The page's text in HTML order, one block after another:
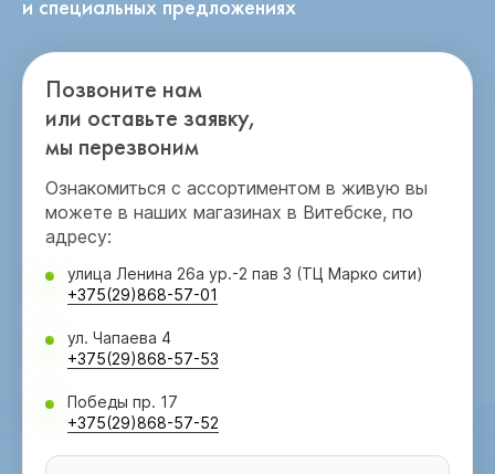
и специальных предложениях
Позвоните нам
или оставьте заявку,
мы перезвоним
Ознакомиться с ассортиментом в живую вы
можете в наших магазинах в Витебске, по
адресу:
улица Ленина 26а ур.-2 пав 3 (ТЦ Марко сити)
+375(29)868-57-01
ул. Чапаева 4
+375(29)868-57-53
Победы пр. 17
+375(29)868-57-52